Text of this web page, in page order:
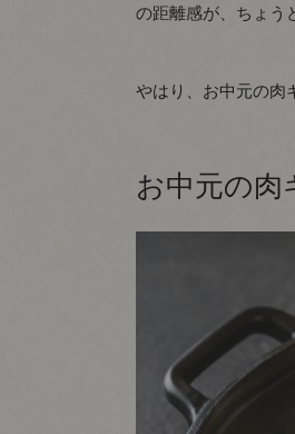
の距離感が、ちょう
やはり、お中元の肉
お中元の肉